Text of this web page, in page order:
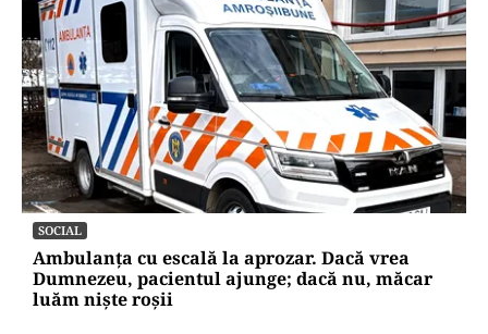
SOCIAL
Ambulanța cu escală la aprozar. Dacă vrea
Dumnezeu, pacientul ajunge; dacă nu, măcar
luăm niște roșii